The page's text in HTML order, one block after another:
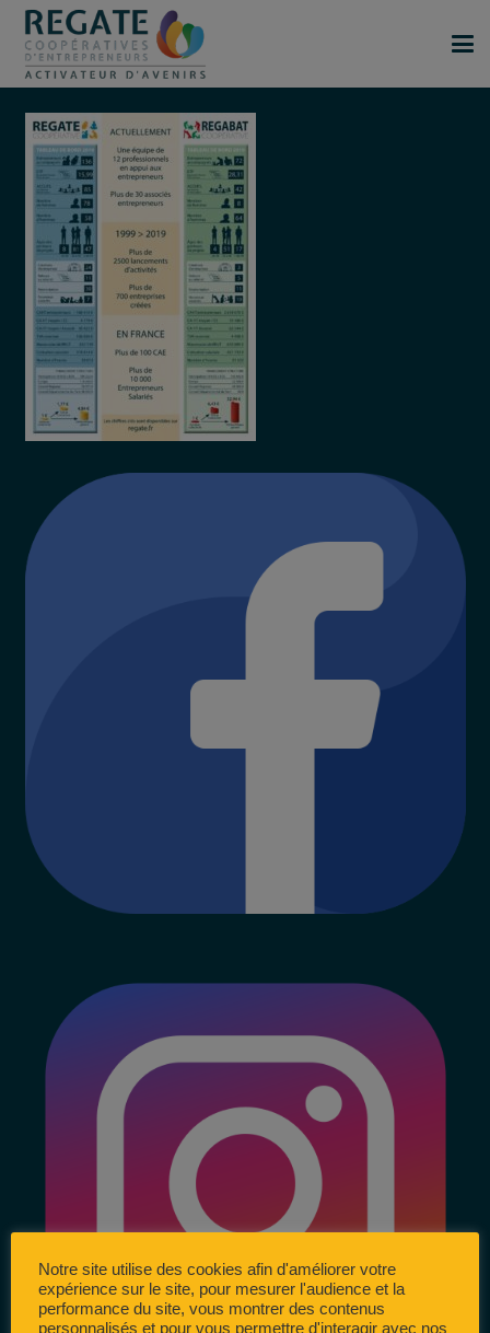
Notre site utilise des cookies afin d'améliorer votre
expérience sur le site, pour mesurer l'audience et la
performance du site, vous montrer des contenus
personnalisés et pour vous permettre d'interagir avec nos